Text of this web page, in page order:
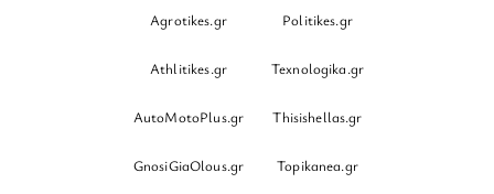
Agrotikes.gr Politikes.gr
Athlitikes.gr Texnologika.gr
AutoMotoPlus.gr Thisishellas.gr
GnosiGiaOlous.gr Topikanea.gr